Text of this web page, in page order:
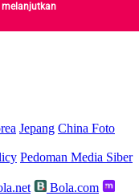
melanjutkan
Jepang China Foto
Pedoman Media Siber
Bola.com